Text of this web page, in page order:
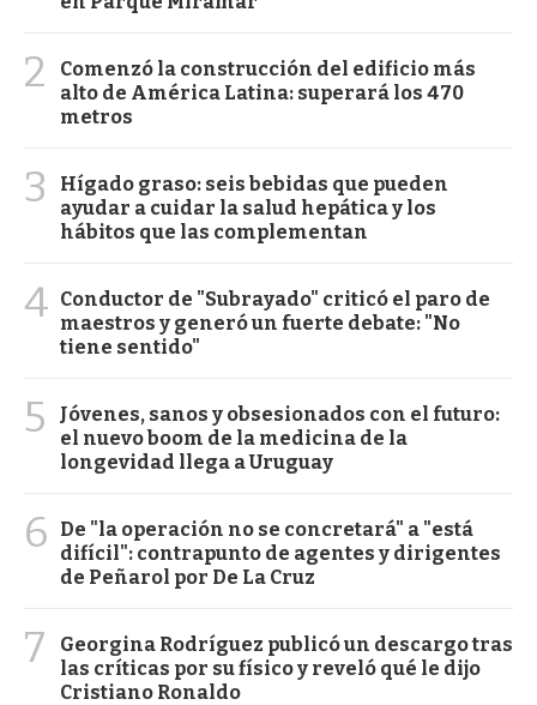
2
Comenzó la construcción del edificio más
alto de América Latina: superará los 470
metros
3
Hígado graso: seis bebidas que pueden
ayudar a cuidar la salud hepática y los
hábitos que las complementan
4 Conductor de "Subrayado" criticó el paro de
maestros y generó un fuerte debate: "No
tiene sentido"
5
Jóvenes, sanos y obsesionados con el futuro:
el nuevo boom de la medicina de la
longevidad llega a Uruguay
6
De "la operación no se concretará" a "está
difícil": contrapunto de agentes y dirigentes
de Peñarol por De La Cruz
7
Georgina Rodríguez publicó un descargo tras
las críticas por su físico y reveló qué le dijo
Cristiano Ronaldo